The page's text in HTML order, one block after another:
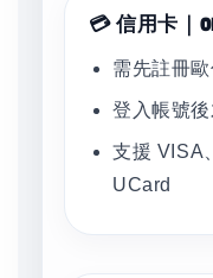
💳 信用卡｜
需先註冊
登入帳號
支援 VISA
UCard